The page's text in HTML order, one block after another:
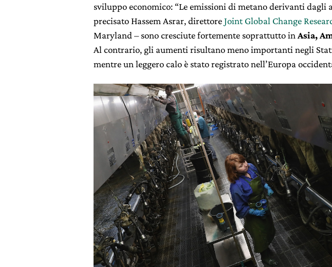
sviluppo economico: “Le emissioni di metano derivanti dagli
precisato Hassem Asrar, direttoreJoint Global Change
Maryland – sono cresciute fortemente soprattutto in Asia,
Al contrario, gli aumenti risultano meno importanti negli
mentre un leggero calo è stato registrato nell’Europa